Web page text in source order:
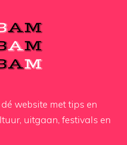
website met tips en
uitgaan, festivals en